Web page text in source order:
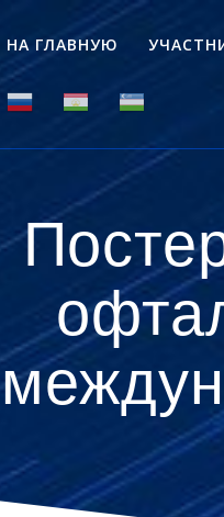
НА ГЛАВНУЮ